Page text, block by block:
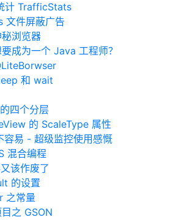
计 TrafficStats
文件屏蔽广告
浏览器
成为一个 Java 工程师？
和 wait
四个分层
的 ScaleType 属性
容易 - 超级监控使用感慨
混合编程
该作废了
的设置
之常量
之 GSON